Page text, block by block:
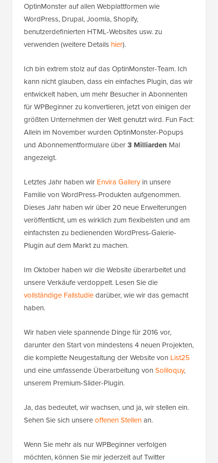
OptinMonster auf allen Webplattformen wie
WordPress, Drupal, Joomla, Shopify,
benutzerdefinierten HTML-Websites usw. zu
verwenden (weitere Details hier).
Ich bin extrem stolz auf das OptinMonster-Team. Ich
kann nicht glauben, dass ein einfaches Plugin, das wir
entwickelt haben, um mehr Besucher in Abonnenten
für WPBeginner zu konvertieren, jetzt von einigen der
größten Unternehmen der Welt genutzt wird. Fun Fact:
Allein im November wurden OptinMonster-Popups
und Abonnementformulare über3 Milliarden Mal
angezeigt.
Letztes Jahr haben wir Envira Galleryin unsere
Familie von WordPress-Produkten aufgenommen.
Dieses Jahr haben wir über 20 neue Erweiterungen
veröffentlicht, um es wirklich zum flexibelsten und am
einfachsten zu bedienenden WordPress-Galerie-
Plugin auf dem Markt zu machen.
Im Oktober haben wir die Website überarbeitet und
unsere Verkäufe verdoppelt. Lesen Sie die
vollständige Fallstudiedarüber, wie wir das gemacht
haben.
Wir haben viele spannende Dinge für 2016 vor,
darunter den Start von mindestens 4 neuen Projekten,
die komplette Neugestaltung der Website von List25
und eine umfassende Überarbeitung von Soliloquy,
unserem Premium-Slider-Plugin.
Ja, das bedeutet, wir wachsen, und ja, wir stellen ein.
Sehen Sie sich unsereoffenen Stellenan.
Wenn Sie mehr als nur WPBeginner verfolgen
möchten, können Sie mir jederzeit auf Twitter